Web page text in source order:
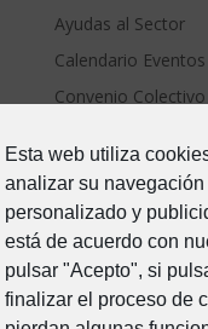
Esta web utiliza
analizar su
personalizado y
está de acuerdo con
pulsar "Acepto", si
finalizar el proceso de
Ayudas al Sector
Calendario Eventos
Convenio Colectivo
Estado de Alarma-
Formacion
Junta Directiva
Noticias
Prevención de